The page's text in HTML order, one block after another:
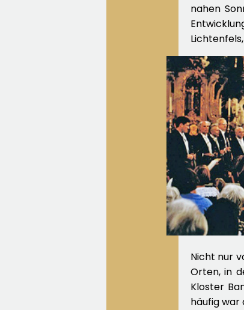
nahen
Nicht nur
Orten, in
Kloster
häufig war